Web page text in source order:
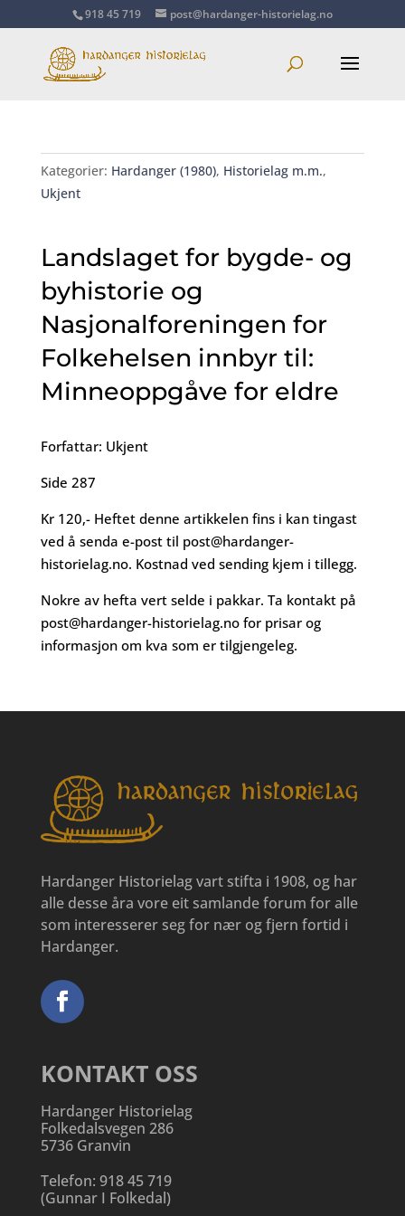
918 45 719 post@hardanger-historielag.no
Kategorier: Hardanger (1980), Historielag m.m.,
Ukjent
Landslaget for bygde- og
byhistorie og
Nasjonalforeningen for
Folkehelsen innbyr til:
Minneoppgåve for eldre
Forfattar: Ukjent
Side 287
Kr 120,- Heftet denne artikkelen fins i kan tingast
ved å senda e-post til post@hardanger-
historielag.no. Kostnad ved sending kjem i tillegg.
Nokre av hefta vert selde i pakkar. Ta kontakt på
post@hardanger-historielag.nofor prisar og
informasjon om kva som er tilgjengeleg.
Hardanger Historielag vart stifta i 1908, og har
alle desse åra vore eit samlande forum for alle
som interesserer seg for nær og fjern fortid i
Hardanger.
KONTAKT OSS
Hardanger Historielag
Folkedalsvegen 286
5736 Granvin
Telefon: 918 45 719
(Gunnar I Folkedal)